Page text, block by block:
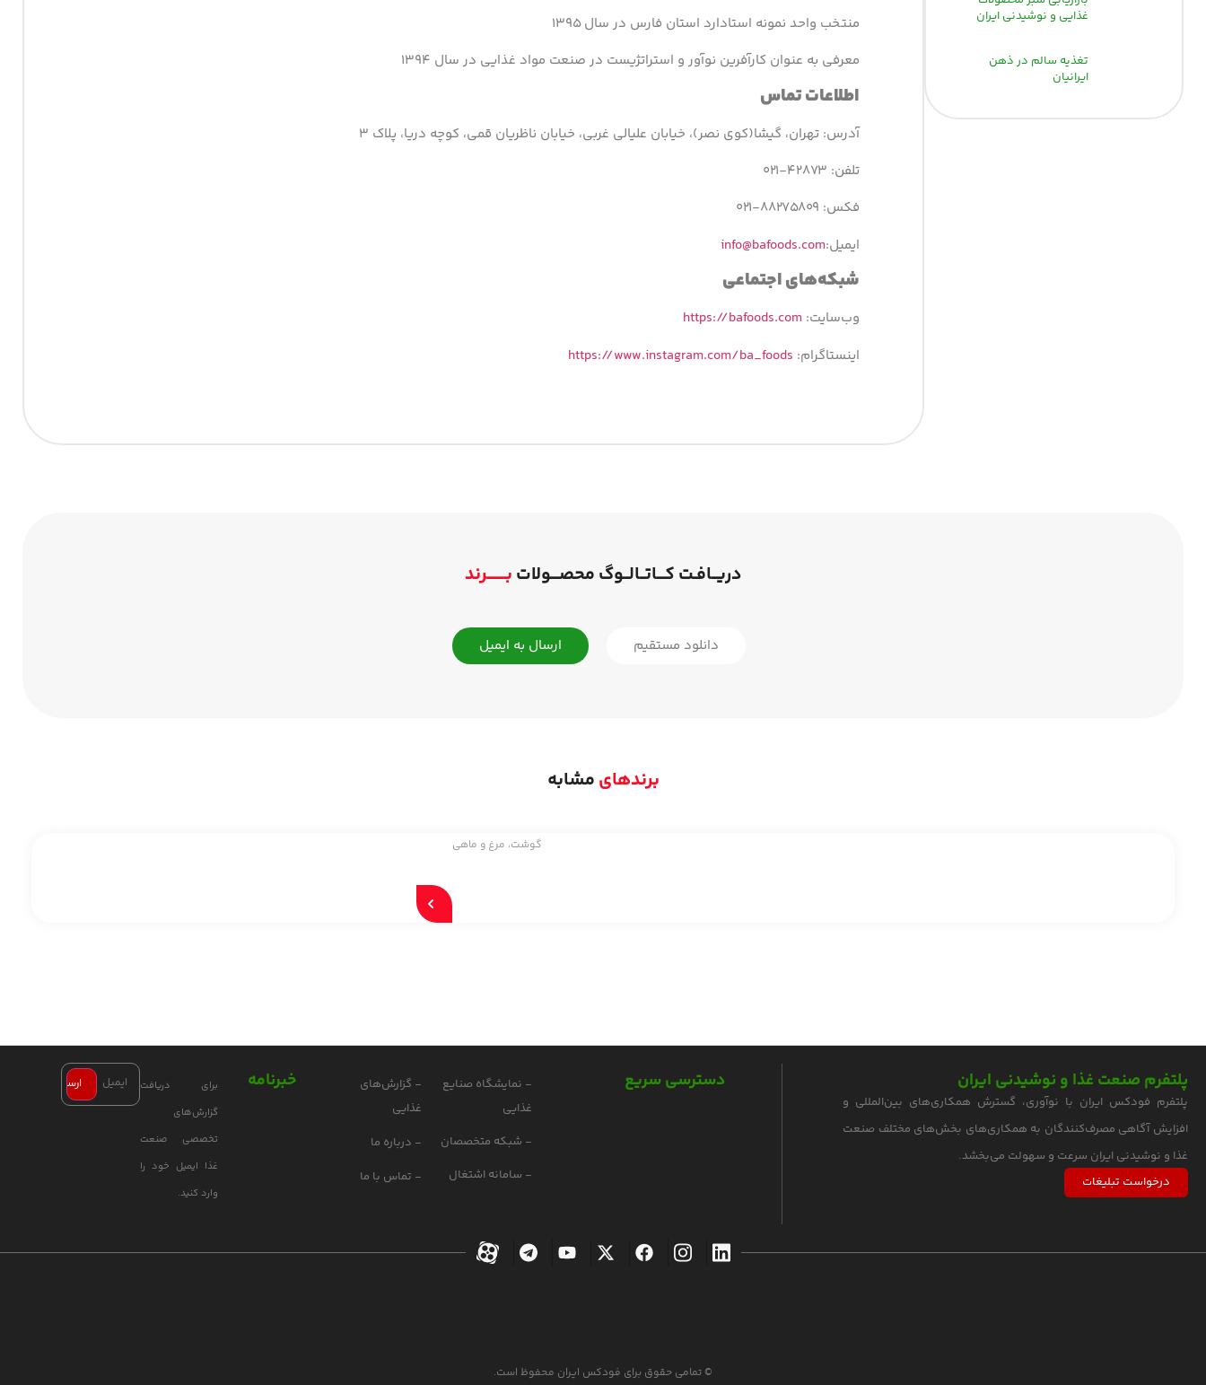
غذایی و نوشیدنی ایران
تغذیه سالم در ذهن
ایرانیان
منتخب واحد نمونه استادارد استان فارس در سال ۱۳۹۵
معرفی به عنوان کارآفرین نوآور و استراتژیست در صنعت مواد غذایی در سال ۱۳۹۴
اطلاعات تماس
آدرس: تهران، گیشا(کوی نصر)، خیابان علیالی غربی، خیابان ناظریان قمی، کوچه دریا، پلاک ۳
تلفن: ۴۲۸۷۳-۰۲۱
فکس: ۸۸۲۷۵۸۰۹-۰۲۱
ایمیل:info@bafoods.com
شبکه­‌های اجتماعی
وب‌سایت: https://bafoods.com
اینستاگرام: https://www.instagram.com/ba_foods
دریــافـت کـــاتــالــوگ محصـــولاتبـــــــرند
دانلود مستقیم ارسال به ایمیل
برندهایمشابه
گوشت، مرغ و ماهی
پلتفرم صنعت غذا و نوشیدنی ایران
پلتفرم فودکس ایران با نوآوری، گسترش همکاری‌های بین‌المللی و
افزایش آگاهی مصرف‌کنندگان به همکاری‌های بخش‌های مختلف صنعت
غذا و نوشیدنی ایران سرعت و سهولت می‌بخشد.
درخواست تبلیغات
دسترسی سریع
- نمایشگاه صنایع
غذایی
- شبکه متخصصان
- سامانه اشتغال
- گزارش‌های
غذایی
- درباره ما
- تماس با ما
خبرنامه
برای دریافت
گزارش‌های
تخصصی صنعت
غذا ایمیل خود را
وارد کنید.
© تمامی حقوق برای فودکس ایران محفوظ است.